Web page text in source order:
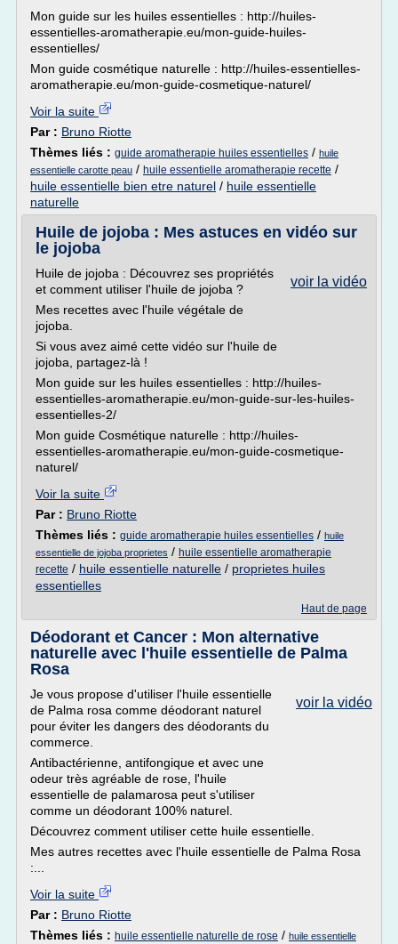
Mon guide sur les huiles essentielles : http://huiles-
essentielles-aromatherapie.eu/mon-guide-huiles-
essentielles/
Mon guide cosmétique naturelle : http://huiles-essentielles-
aromatherapie.eu/mon-guide-cosmetique-naturel/
Voir la suite
Par : Bruno Riotte
Thèmes liés : guide aromatherapie huiles essentielles / huile
essentielle carotte peau / huile essentielle aromatherapie recette /
huile essentielle bien etre naturel / huile essentielle
naturelle
Huile de jojoba : Mes astuces en vidéo sur
le jojoba
voir la vidéo
Huile de jojoba : Découvrez ses propriétés
et comment utiliser l'huile de jojoba ?
Mes recettes avec l'huile végétale de
jojoba.
Si vous avez aimé cette vidéo sur l'huile de
jojoba, partagez-là !
Mon guide sur les huiles essentielles : http://huiles-
essentielles-aromatherapie.eu/mon-guide-sur-les-huiles-
essentielles-2/
Mon guide Cosmétique naturelle : http://huiles-
essentielles-aromatherapie.eu/mon-guide-cosmetique-
naturel/
Voir la suite
Par : Bruno Riotte
Thèmes liés : guide aromatherapie huiles essentielles / huile
essentielle de jojoba proprietes / huile essentielle aromatherapie
recette / huile essentielle naturelle / proprietes huiles
essentielles
Haut de page
Déodorant et Cancer : Mon alternative
naturelle avec l'huile essentielle de Palma
Rosa
voir la vidéo
Je vous propose d'utiliser l'huile essentielle
de Palma rosa comme déodorant naturel
pour éviter les dangers des déodorants du
commerce.
Antibactérienne, antifongique et avec une
odeur très agréable de rose, l'huile
essentielle de palamarosa peut s'utiliser
comme un déodorant 100% naturel.
Découvrez comment utiliser cette huile essentielle.
Mes autres recettes avec l'huile essentielle de Palma Rosa
:...
Voir la suite
Par : Bruno Riotte
Thèmes liés : huile essentielle naturelle de rose / huile essentielle